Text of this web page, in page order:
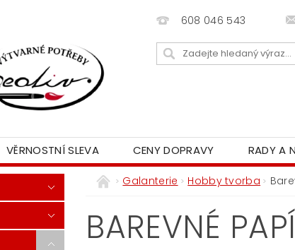
608 046 543
VĚRNOSTNÍ SLEVA CENY DOPRAVY RADY A
Galanterie Hobby tvorba
BAREVNÉ